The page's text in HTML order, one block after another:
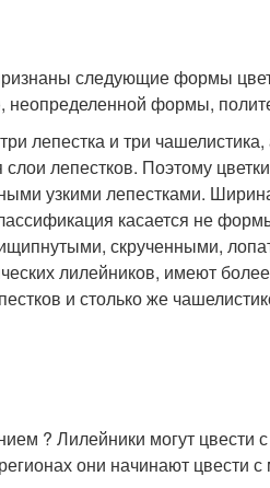
следующие формы
неопределенной формы,
лепестка и три
лепестков. Поэтому
узкими лепестками.
касается не
скрученными,
лилейников, имеют
и столько же
? Лилейники могут
они начинают цвести